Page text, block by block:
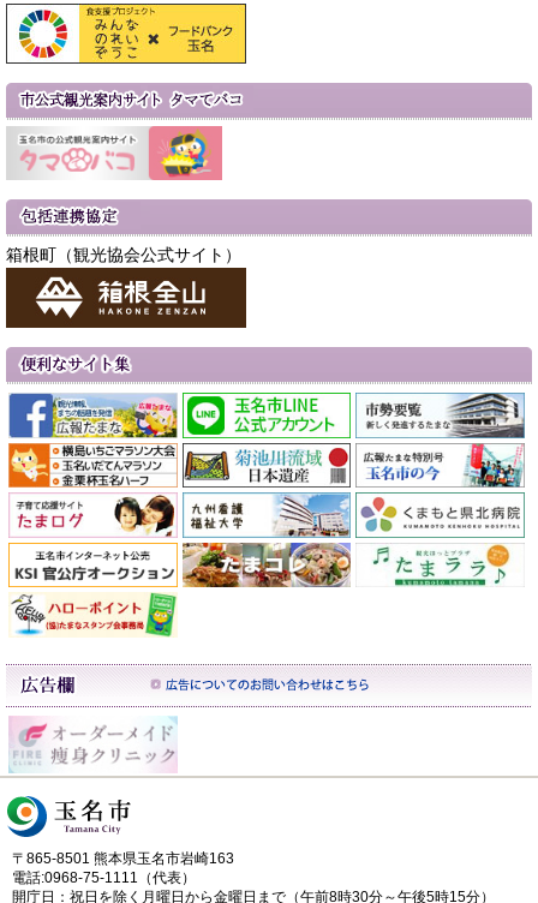
箱根町（観光協会公式サイト）
〒865-8501 熊本県玉名市岩崎163
電話:0968-75-1111（代表）
開庁日：祝日を除く月曜日から金曜日まで（午前8時30分～午後5時15分）